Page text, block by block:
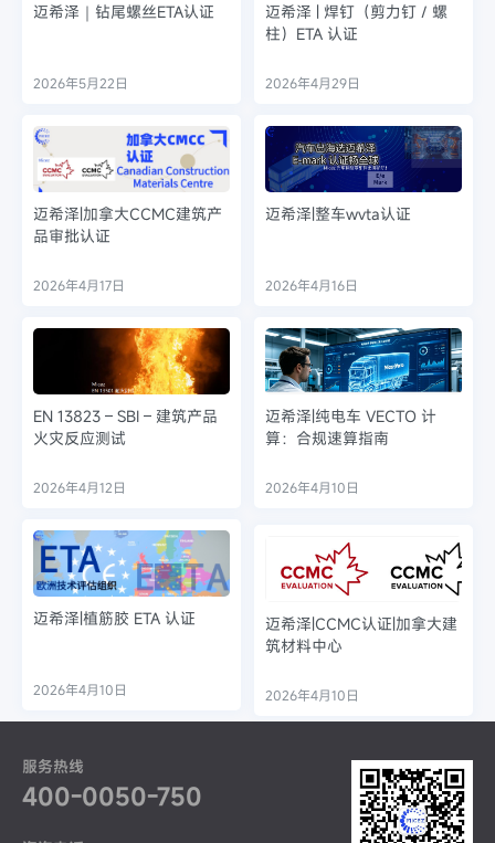
迈希泽｜钻尾螺丝ETA认证
2026年5月22日
迈希泽 | 焊钉（剪力钉 / 螺
柱）ETA 认证
2026年4月29日
迈希泽|加拿大CCMC建筑产
品审批认证
2026年4月17日
迈希泽|整车wvta认证
2026年4月16日
EN 13823 – SBI – 建筑产品
火灾反应测试
2026年4月12日
迈希泽|纯电车 VECTO 计
算：合规速算指南
2026年4月10日
迈希泽|植筋胶 ETA 认证
2026年4月10日
迈希泽|CCMC认证|加拿大建
筑材料中心
2026年4月10日
服务热线
400-0050-750